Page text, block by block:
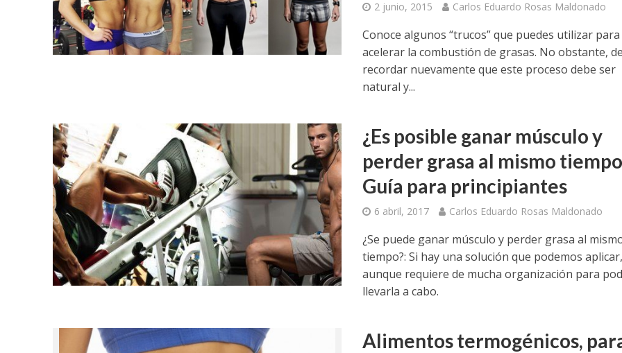
2 junio, 2015 Carlos Eduardo Rosas Maldonado
Conoce algunos “trucos” que puedes utilizar para
acelerar la combustión de grasas. No obstante,
recordar nuevamente que este proceso debe ser
natural y...
¿Es posible ganar músculo y
perder grasa al mismo
Guía para principiantes
6 abril, 2017 Carlos Eduardo Rosas Maldonado
¿Se puede ganar músculo y perder grasa al
tiempo?: Si hay una solución que podemos aplicar,
aunque requiere de mucha organización para
llevarla a cabo.
Alimentos termogénicos,